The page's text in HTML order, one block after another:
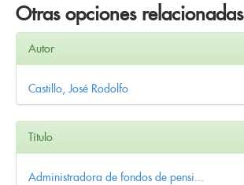
Otras opciones relacionadas
Autor
Castillo, José Rodolfo
Título
Administradora de fondos de pensi...